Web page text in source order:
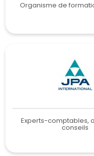
Organisme de
Experts-comptables,
conseils